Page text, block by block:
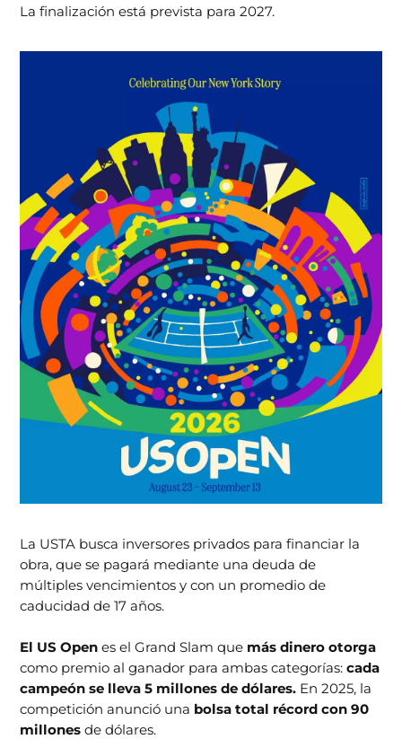
La finalización está prevista para 2027.
La USTA busca inversores privados para financiar la
obra, que se pagará mediante una deuda de
múltiples vencimientos y con un promedio de
caducidad de 17 años.
El US Open es el Grand Slam que más dinero otorga
como premio al ganador para ambas categorías:cada
campeón se lleva 5 millones de dólares. En 2025, la
competición anunció una bolsa total récord con 90
millones de dólares.